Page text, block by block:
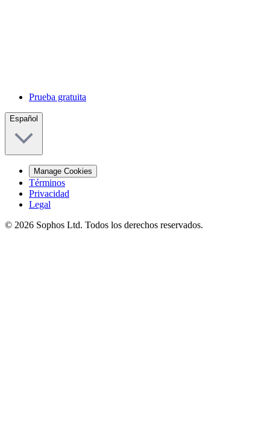
Prueba gratuita
Español
Manage Cookies
Términos
Privacidad
Legal
© 2026 Sophos Ltd. Todos los derechos reservados.